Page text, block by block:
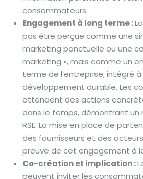
consommateurs.
Engagement à long terme :
pas être perçue comme une
marketing ponctuelle ou une
marketing », mais comme un
terme de l’entreprise, intégré
développement durable. Les
attendent des actions
dans le temps, démontrant un
RSE. La mise en place de
des fournisseurs et des
preuve de cet engagement à
Co-création et implication :
peuvent inviter les